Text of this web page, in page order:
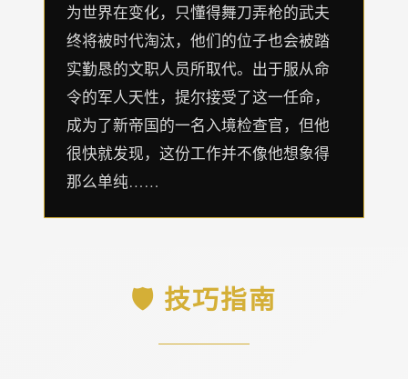
为世界在变化，只懂得舞刀弄枪的武夫
终将被时代淘汰，他们的位子也会被踏
实勤恳的文职人员所取代。出于服从命
令的军人天性，提尔接受了这一任命，
成为了新帝国的一名入境检查官，但他
很快就发现，这份工作并不像他想象得
那么单纯……
🛡️ 技巧指南